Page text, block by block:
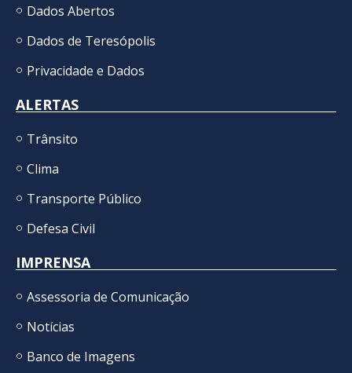
Dados Abertos
Dados de Teresópolis
Privacidade e Dados
ALERTAS
Trânsito
Clima
Transporte Público
Defesa Civil
IMPRENSA
Assessoria de Comunicação
Notícias
Banco de Imagens